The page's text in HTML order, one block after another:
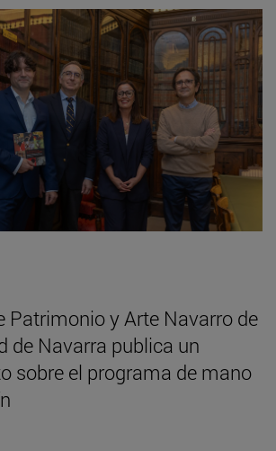
Patrimonio y Arte Navarro de
de Navarra publica un
sobre el programa de mano